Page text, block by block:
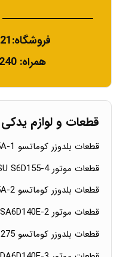
فروشگاه:02165811521
همراه: 09124095240
قطعات و لوازم یدکی
قطعات بلدوزر کوماتسو D155A-1
قطعات موتور KOMATSU S6D155-4
قطعات بلدوزر کوماتسو D155A-2
قطعات موتور KOMATSU SA6D140E-2
قطعات بلدوزر کوماتسو D275